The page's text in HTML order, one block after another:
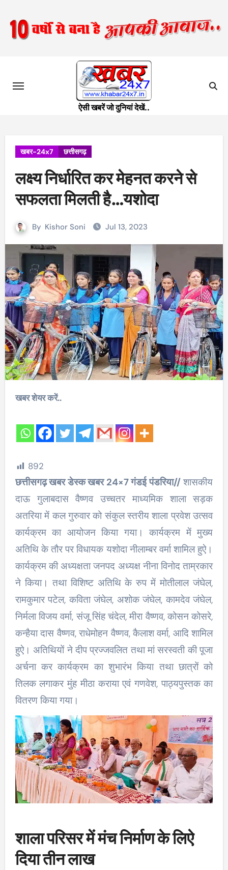
content
ऐसी खबरें जो दुनियां देखें..
खबर-24x7 छत्तीसगढ़
लक्ष्य निर्धारित कर मेहनत करने से
सफलता मिलती है…यशोदा
By Kishor Soni Jul 13, 2023
खबर शेयर करें..
892
छत्तीसगढ़ खबर डेस्क खबर 24×7 गंडई पंडरिया//शासकीय
दाऊ गुलाबदास वैष्णव उच्चतर माध्यमिक शाला सड़क
अतरिया में कल गुरुवार को संकुल स्तरीय शाला प्रवेश उत्सव
कार्यक्रम का आयोजन किया गया। कार्यक्रम में मुख्य
अतिथि के तौर पर विधायक यशोदा नीलाम्बर वर्मा शामिल हुऐ।
कार्यक्रम की अध्यक्षता जनपद अध्यक्ष नीना विनोद ताम्रकार
ने किया। तथा विशिष्ट अतिथि के रुप में मोतीलाल जंघेल,
रामकुमार पटेल, कविता जंघेल, अशोक जंघेल, कामदेव जंघेल,
निर्मला विजय वर्मा, संजू सिंह चंदेल, मीरा वैष्णव, कोसन कोसरे,
कन्हैया दास वैष्णव, राधेमोहन वैष्णव, कैलाश वर्मा, आदि शामिल
हुऐ। अतिथियों ने दीप प्रज्जवलित तथा मां सरस्वती की पूजा
अर्चना कर कार्यक्रम का शुभारंभ किया तथा छात्रों को
तिलक लगाकर मुंह मीठा कराया एवं गणवेश, पाठ्यपुस्तक का
वितरण किया गया।
शाला परिसर में मंच निर्माण के लिऐ
दिया तीन लाख